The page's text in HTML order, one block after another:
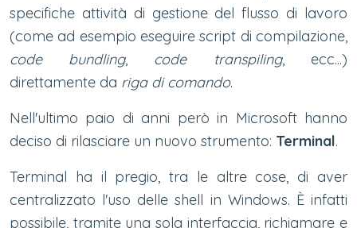
specifiche attività di gestione del flusso di lavoro
(come ad esempio eseguire script di compilazione,
code bundling, code transpiling, ecc...)
direttamente da riga di comando.
Nell'ultimo paio di anni però in Microsoft hanno
deciso di rilasciare un nuovo strumento: Terminal.
Terminal ha il pregio, tra le altre cose, di aver
centralizzato l'uso delle shell in Windows. È infatti
possibile, tramite una sola interfaccia, richiamare e